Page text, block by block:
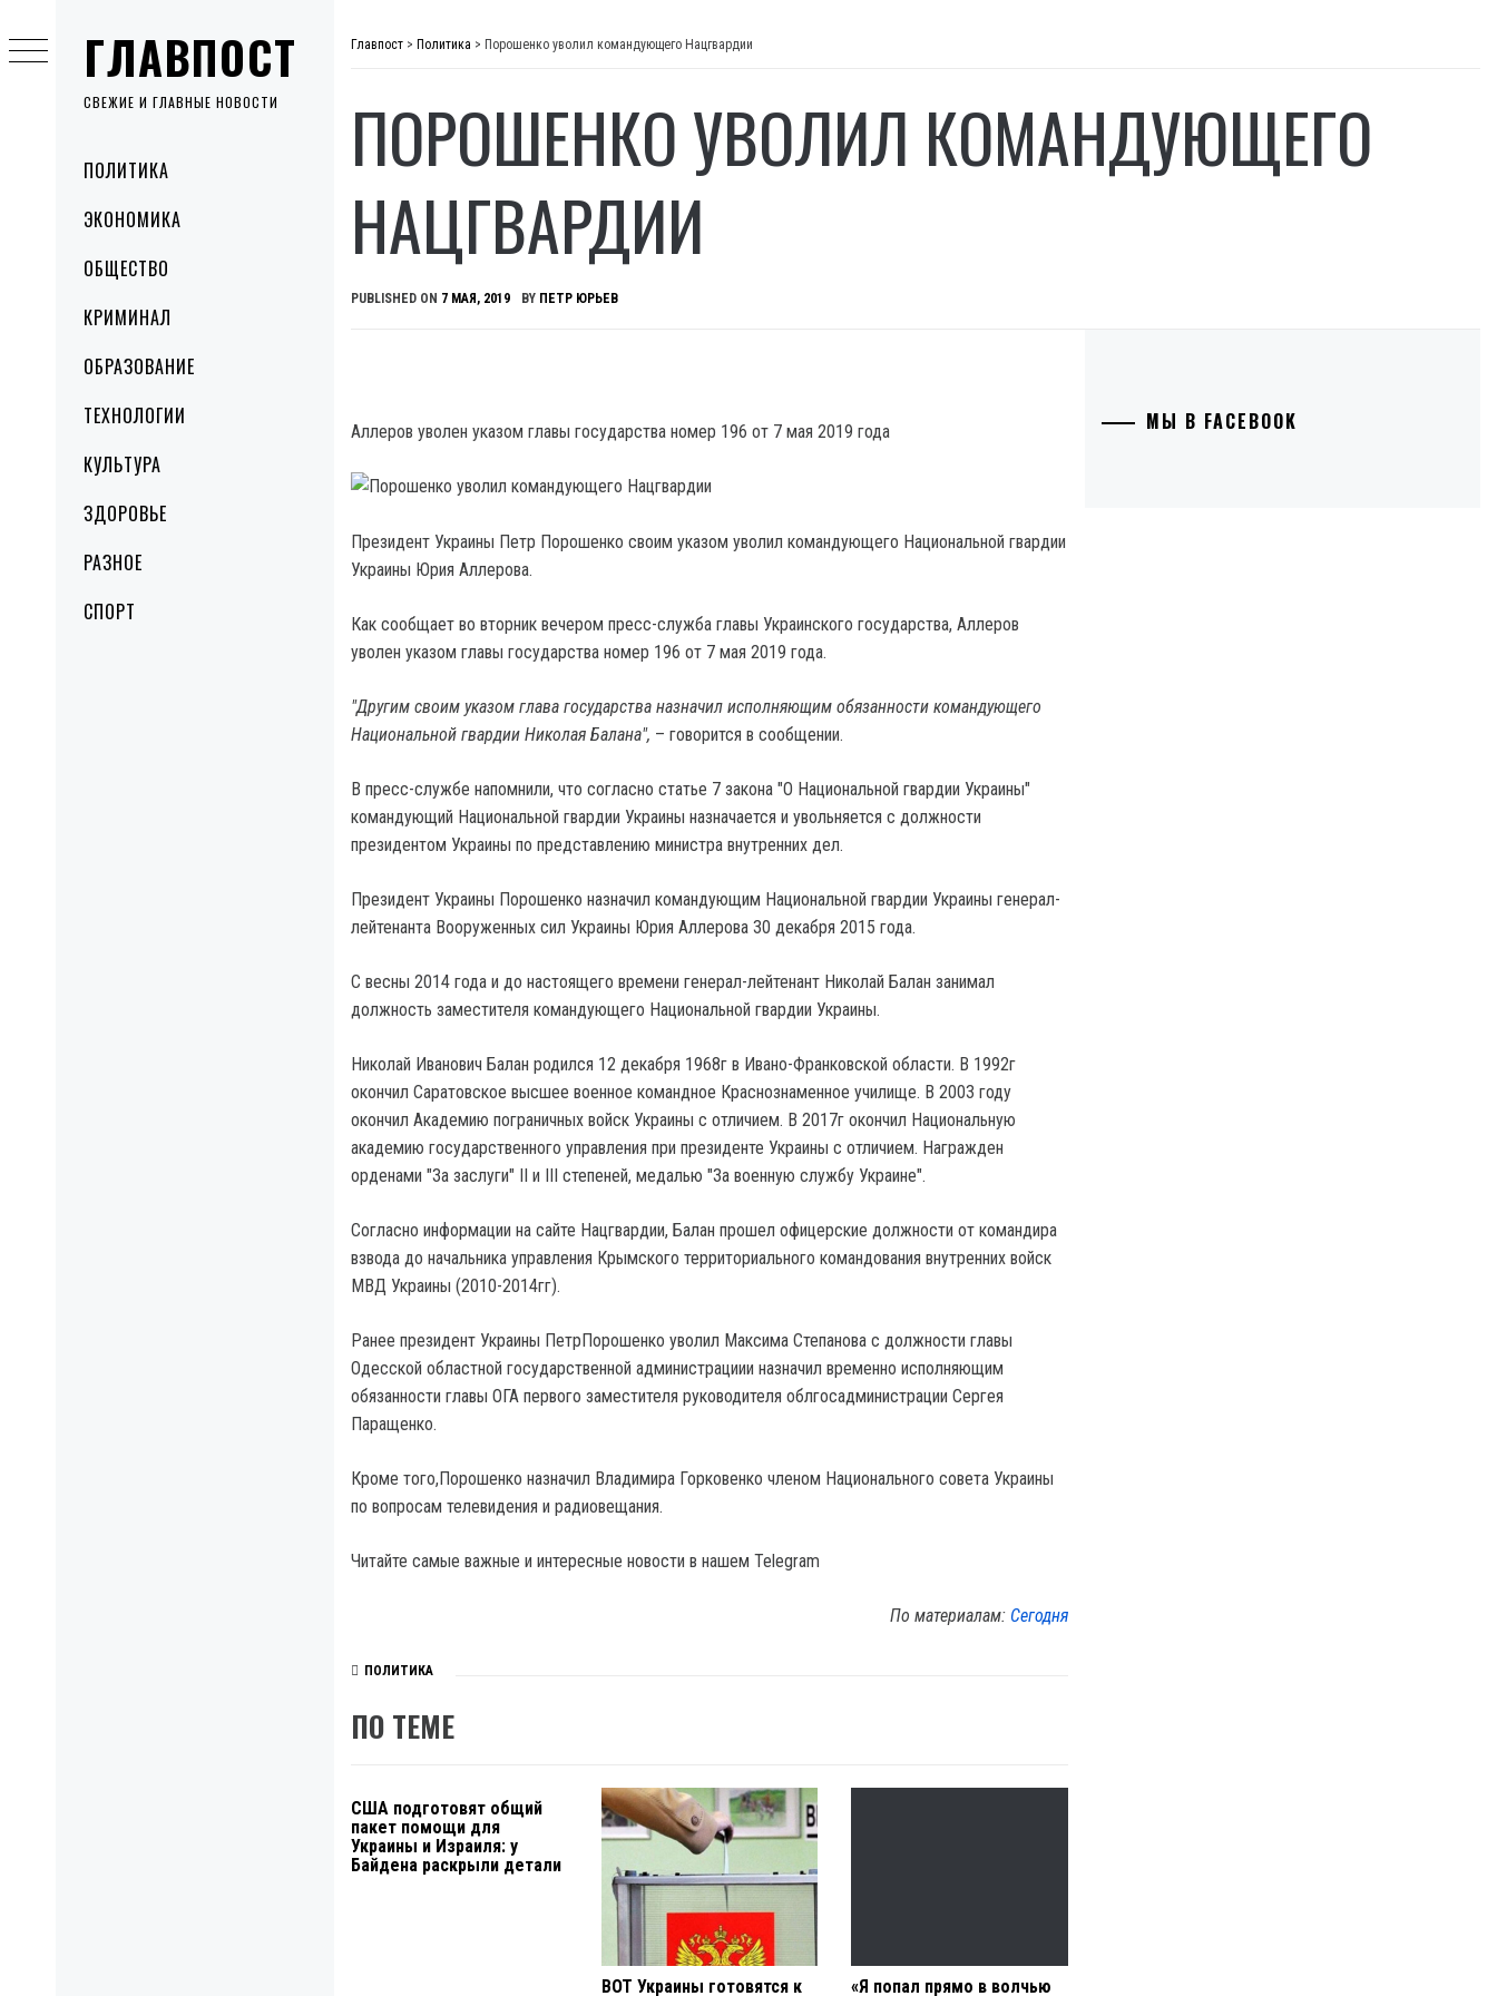
ГЛАВПОСТ
СВЕЖИЕ И ГЛАВНЫЕ НОВОСТИ
MenuПОЛИТИКА
ЭКОНОМИКА
ОБЩЕСТВО
КРИМИНАЛ
ОБРАЗОВАНИЕ
ТЕХНОЛОГИИ
КУЛЬТУРА
ЗДОРОВЬЕ
РАЗНОЕ
СПОРТ
to
content
Главпост > Политика > Порошенко уволил командующего Нацгвардии
ПОРОШЕНКО УВОЛИЛ КОМАНДУЮЩЕГО
НАЦГВАРДИИ
PUBLISHED ON 7 МАЯ, 2019 BY ПЕТР ЮРЬЕВ
Аллеров уволен указом главы государства номер 196 от 7 мая 2019 года
Президент Украины Петр Порошенко своим указом уволил командующего Национальной гвардии
Украины Юрия Аллерова.
Как сообщает во вторник вечером пресс-служба главы Украинского государства, Аллеров
уволен указом главы государства номер 196 от 7 мая 2019 года.
"Другим своим указом глава государства назначил исполняющим обязанности командующего
Национальной гвардии Николая Балана", – говорится в сообщении.
В пресс-службе напомнили, что согласно статье 7 закона "О Национальной гвардии Украины"
командующий Национальной гвардии Украины назначается и увольняется с должности
президентом Украины по представлению министра внутренних дел.
Президент Украины Порошенко назначил командующим Национальной гвардии Украины генерал-
лейтенанта Вооруженных сил Украины Юрия Аллерова 30 декабря 2015 года.
С весны 2014 года и до настоящего времени генерал-лейтенант Николай Балан занимал
должность заместителя командующего Национальной гвардии Украины.
Николай Иванович Балан родился 12 декабря 1968г в Ивано-Франковской области. В 1992г
окончил Саратовское высшее военное командное Краснознаменное училище. В 2003 году
окончил Академию пограничных войск Украины с отличием. В 2017г окончил Национальную
академию государственного управления при президенте Украины с отличием. Награжден
орденами "За заслуги" II и III степеней, медалью "За военную службу Украине".
Согласно информации на сайте Нацгвардии, Балан прошел офицерские должности от командира
взвода до начальника управления Крымского территориального командования внутренних войск
МВД Украины (2010-2014гг).
Ранее президент Украины ПетрПорошенко уволил Максима Степанова с должности главы
Одесской областной государственной администрациии назначил временно исполняющим
обязанности главы ОГА первого заместителя руководителя облгосадминистрации Сергея
Паращенко.
Кроме того,Порошенко назначил Владимира Горковенко членом Национального совета Украины
по вопросам телевидения и радиовещания.
Читайте самые важные и интересные новости в нашем Telegram
По материалам: Сегодня
ПОЛИТИКА
ПО ТЕМЕ
США подготовят общий
пакет помощи для
Украины и Израиля: у
Байдена раскрыли детали
ВОТ Украины готовятся к
«Я попал прямо в волчью
МЫ В FACEBOOK